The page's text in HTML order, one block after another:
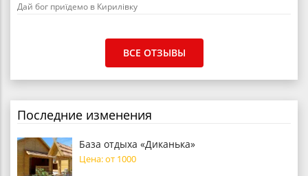
Дай бог приїдемо в Кирилівку
ВСЕ ОТЗЫВЫ
Последние изменения
База отдыха «Диканька»
Цена: от 1000